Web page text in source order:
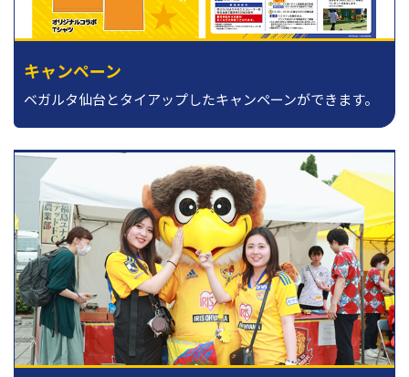
キャンペーン
ベガルタ仙台とタイアップしたキャンペーンができます。